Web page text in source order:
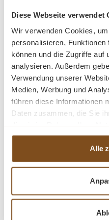
Diese Webseite verwendet
Wir verwenden Cookies,
personalisieren,
können und die Zugriffe auf
analysieren. Außerdem
Verwendung unserer
Medien, Werbung und
führen diese Informationen
Daten zusammen, die Sie
haben.
Alle
Abmessungen: Höhe: 56
43 cm.
Mango Holz
Retro Stil
Türen
Fragen zum Produkt?
Kollektion 210 cm
Entdecken Sie die
nachhaltigem Hartholz, in
Produktgalerie